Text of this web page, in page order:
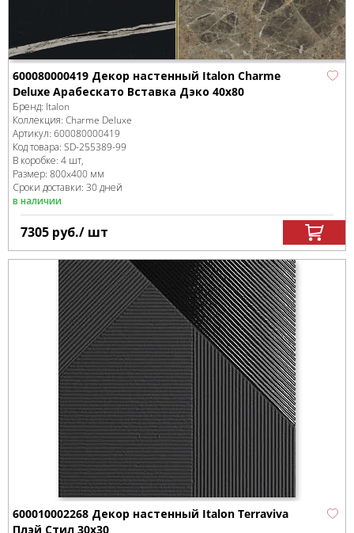
600080000419 Декор настенный Italon Charme
Deluxe Арабескато Вставка Дэко 40x80
Бренд: Italon
Коллекция: Charme Deluxe
Артикул: 600080000419
Код товара: SD-255389-99
В коробке: 4 шт,
Размер: 800x400 мм
Сроки доставки: 30 дней
в наличии
7305 руб./ шт
600010002268 Декор настенный Italon Terraviva
Плэй Стил 30x30